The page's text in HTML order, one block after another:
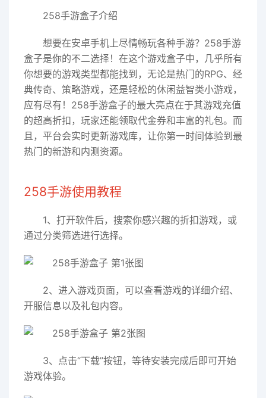
258手游盒子介绍
想要在安卓手机上尽情畅玩各种手游？258手游
盒子是你的不二选择！在这个游戏盒子中，几乎所有
你想要的游戏类型都能找到，无论是热门的RPG、经
典传奇、策略游戏，还是轻松的休闲益智类小游戏，
应有尽有！258手游盒子的最大亮点在于其游戏充值
的超高折扣，玩家还能领取代金券和丰富的礼包。而
且，平台会实时更新游戏库，让你第一时间体验到最
热门的新游和内测资源。
258手游使用教程
1、打开软件后，搜索你感兴趣的折扣游戏，或
通过分类筛选进行选择。
2、进入游戏页面，可以查看游戏的详细介绍、
开服信息以及礼包内容。
3、点击“下载”按钮，等待安装完成后即可开始
游戏体验。